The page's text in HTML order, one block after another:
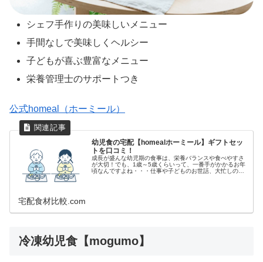
シェフ手作りの美味しいメニュー
手間なしで美味しくヘルシー
子どもが喜ぶ豊富なメニュー
栄養管理士のサポートつき
公式homeal（ホーミール）
幼児食の宅配【homealホーミール】ギフトセッ
トを口コミ！
成長が盛んな幼児期の食事は、栄養バランスや食べやすさ
が大切！でも、1歳～5歳くらいって、一番手がかかるお年
頃なんですよね・・・仕事や子どものお世話、大忙しの毎
宅配食材比較.com
冷凍幼児食【mogumo】